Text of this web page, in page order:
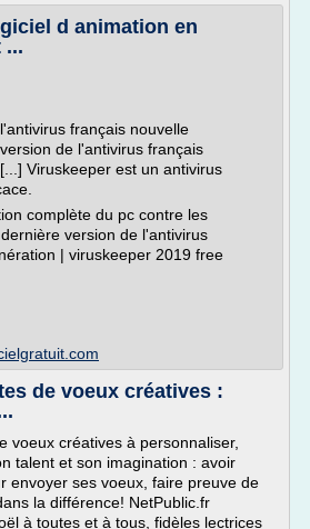
d animation en
...
français nouvelle
de l'antivirus français
Viruskeeper est un antivirus
complète du pc contre les
version de l'antivirus
| viruskeeper 2019 free
de voeux créatives :
voeux créatives à personnaliser,
talent et son imagination : avoir
envoyer ses voeux, faire preuve de
la différence! NetPublic.fr
à toutes et à tous, fidèles lectrices